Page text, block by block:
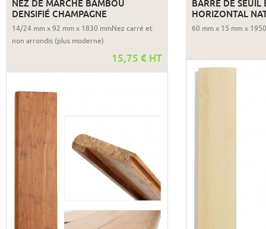
NEZ DE MARCHE BAMBOU
DENSIFIÉ CHAMPAGNE
14/24 mm x 92 mm x 1830 mmNez carré et
non arrondis (plus moderne)
15,75 € HT
BARRE DE SEUIL
HORIZONTAL
60 mm x 15 mm x